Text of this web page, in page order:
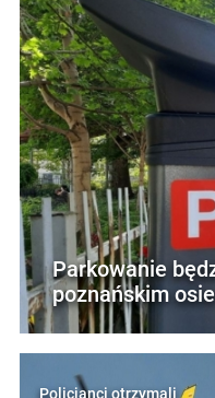
Parkowanie
poznańskim
Policjanci otrzymali